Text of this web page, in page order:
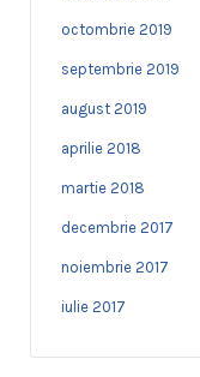
octombrie 2019
septembrie 2019
august 2019
aprilie 2018
martie 2018
decembrie 2017
noiembrie 2017
iulie 2017